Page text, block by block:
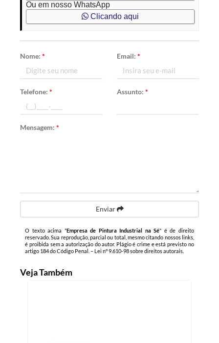
Ou em nosso WhatsApp
Clicando aqui
Nome:* Email: *
Telefone:* Assunto: *
Mensagem:*
Enviar
O texto acima "Empresa de Pintura Industrial na Sé" é de direito
reservado. Sua reprodução, parcial ou total, mesmo citando nossos links,
é proibida sem a autorização do autor. Plágio é crime e está previsto no
artigo 184 do Código Penal. – Lei n° 9.610-98 sobre direitos autorais
Veja Também